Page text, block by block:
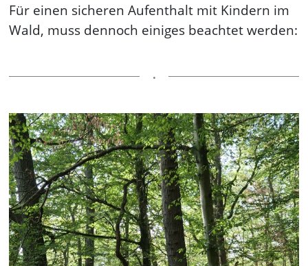
Für einen sicheren Aufenthalt mit Kindern im
Wald, muss dennoch einiges beachtet werden: